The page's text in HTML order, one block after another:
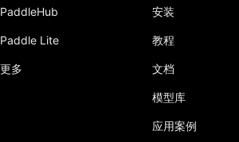
PaddleHub
Paddle Lite
更多
安装
教程
文档
模型库
应用案例